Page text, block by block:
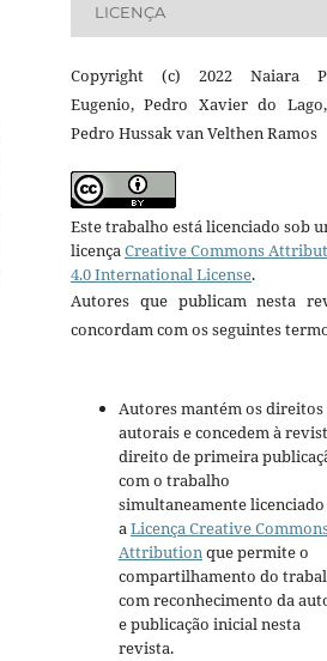
LICENÇA
Copyright (c) 2022 Naiara
Eugenio, Pedro Xavier do
Pedro Hussak van Velthen Ramos
Este trabalho está licenciado sob
licençaCreative Commons
4.0 International License.
Autores que publicam nesta
concordam com os seguintes
Autores mantém os direitos
autorais e concedem à
direito de primeira
com o trabalho
simultaneamente
aLicença Creative
Attributionque permite o
compartilhamento do
com reconhecimento da
e publicação inicial nesta
revista.